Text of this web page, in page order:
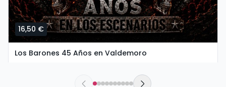
16,50 €
Los Barones 45 Años en Valdemoro
The New Valdemoro El Restón | Valdemoro